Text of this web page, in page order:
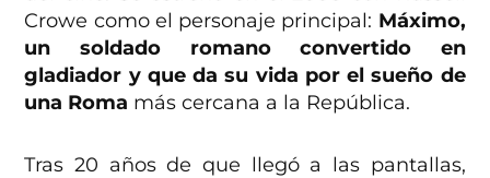
Crowe como el personaje principal: Máximo,
un soldado romano convertido en
gladiador y que da su vida por el sueño de
una Roma más cercana a la República.
Tras 20 años de que llegó a las pantallas,